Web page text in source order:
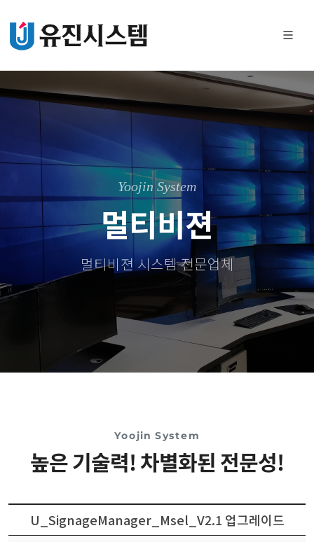
Yoojin System
멀티비젼
멀티비젼 시스템 전문업체
Yoojin System
높은 기술력! 차별화된 전문성!
U_SignageManager_Msel_V2.1 업그레이드